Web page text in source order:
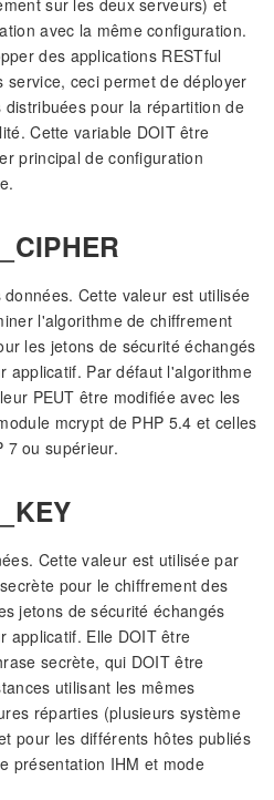
sur les deux serveurs) et
avec la même configuration.
des applications RESTful
ceci permet de déployer
pour la répartition de
Cette variable DOIT être
principal de configuration
Cette valeur est utilisée
l'algorithme de chiffrement
les jetons de sécurité échangés
applicatif. Par défaut l'algorithme
PEUT être modifiée avec les
mcrypt de PHP 5.4 et celles
7 ou supérieur.
Cette valeur est utilisée par
pour le chiffrement des
jetons de sécurité échangés
applicatif. Elle DOIT être
secrète, qui DOIT être
utilisant les mêmes
réparties (plusieurs système
pour les différents hôtes publiés
présentation IHM et mode